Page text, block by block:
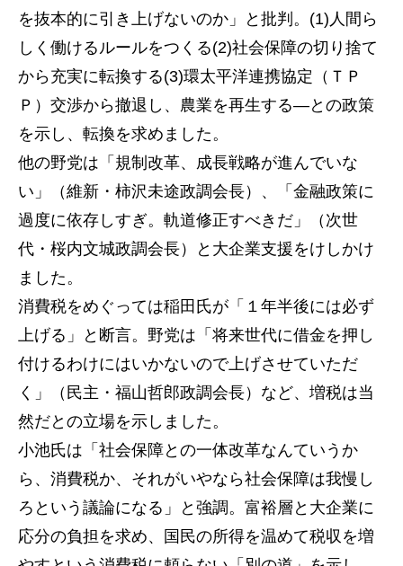
を抜本的に引き上げないのか」と批判。(1)人間ら
しく働けるルールをつくる(2)社会保障の切り捨て
から充実に転換する(3)環太平洋連携協定（ＴＰ
Ｐ）交渉から撤退し、農業を再生する―との政策
を示し、転換を求めました。
他の野党は「規制改革、成長戦略が進んでいな
い」（維新・柿沢未途政調会長）、「金融政策に
過度に依存しすぎ。軌道修正すべきだ」（次世
代・桜内文城政調会長）と大企業支援をけしかけ
ました。
消費税をめぐっては稲田氏が「１年半後には必ず
上げる」と断言。野党は「将来世代に借金を押し
付けるわけにはいかないので上げさせていただ
く」（民主・福山哲郎政調会長）など、増税は当
然だとの立場を示しました。
小池氏は「社会保障との一体改革なんていうか
ら、消費税か、それがいやなら社会保障は我慢し
ろという議論になる」と強調。富裕層と大企業に
応分の負担を求め、国民の所得を温めて税収を増